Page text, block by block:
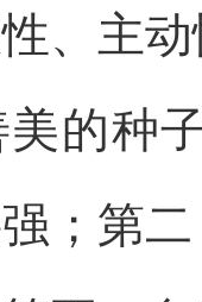
、主
美的种
；第